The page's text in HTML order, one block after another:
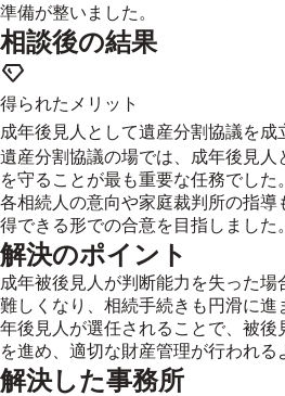
準備が整いました。
相談後の結果
得られたメリット
成年後見人として遺産分割協議を成
遺産分割協議の場では、成年後見人
を守ることが最も重要な任務でした
各相続人の意向や家庭裁判所の指導
得できる形での合意を目指しました。
解決のポイント
成年被後見人が判断能力を失った
難しくなり、相続手続きも円滑に
年後見人が選任されることで、被後
を進め、適切な財産管理が行われる
解決した事務所